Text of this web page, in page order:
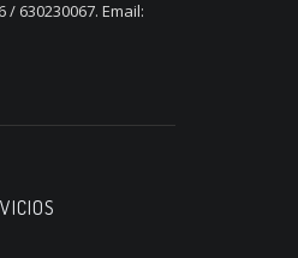
/ 630230067. Email: